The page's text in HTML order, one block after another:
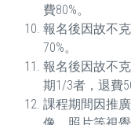
費80%。
報名後因故不
70%。
報名後因故不
期1/3者，退費
課程期間因推